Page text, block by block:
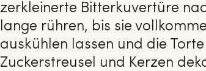
zerkleinerte Bitterkuvertüre
lange rühren, bis sie
auskühlen lassen und die
Zuckerstreusel und Kerzen